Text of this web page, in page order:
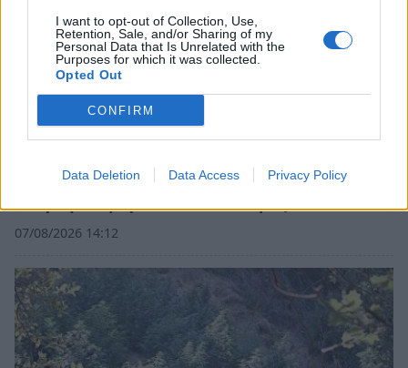
I want to opt-out of Collection, Use,
Retention, Sale, and/or Sharing of my
Personal Data that Is Unrelated with the
Purposes for which it was collected.
Opted Out
CONFIRM
Data Deletion Data Access Privacy Policy
Σπάρτη: «Έφυγαν» από κοντά μας…
07/08/2026 14:12